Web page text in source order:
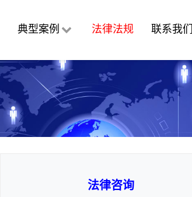
典型案例 法律法规 联系我们
法律咨询